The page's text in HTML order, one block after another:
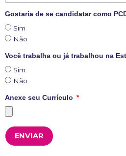
Gostaria de se candidatar como
Sim
Não
Você trabalha ou já trabalhou na
Sim
Não
Anexe seu Currículo
ENVIAR